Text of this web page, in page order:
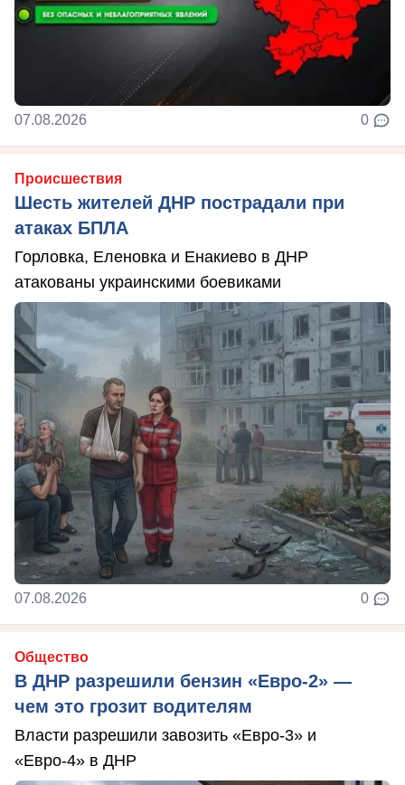
07.08.2026 0
Происшествия
Шесть жителей ДНР пострадали при
атаках БПЛА
Горловка, Еленовка и Енакиево в ДНР
атакованы украинскими боевиками
07.08.2026 0
Общество
В ДНР разрешили бензин «Евро-2» —
чем это грозит водителям
Власти разрешили завозить «Евро-3» и
«Евро-4» в ДНР